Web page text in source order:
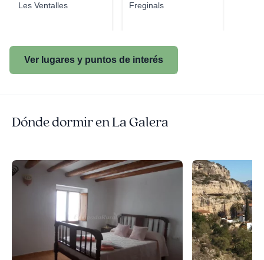
Les Ventalles Freginals
Ver lugares y puntos de interés
Dónde dormir en La Galera